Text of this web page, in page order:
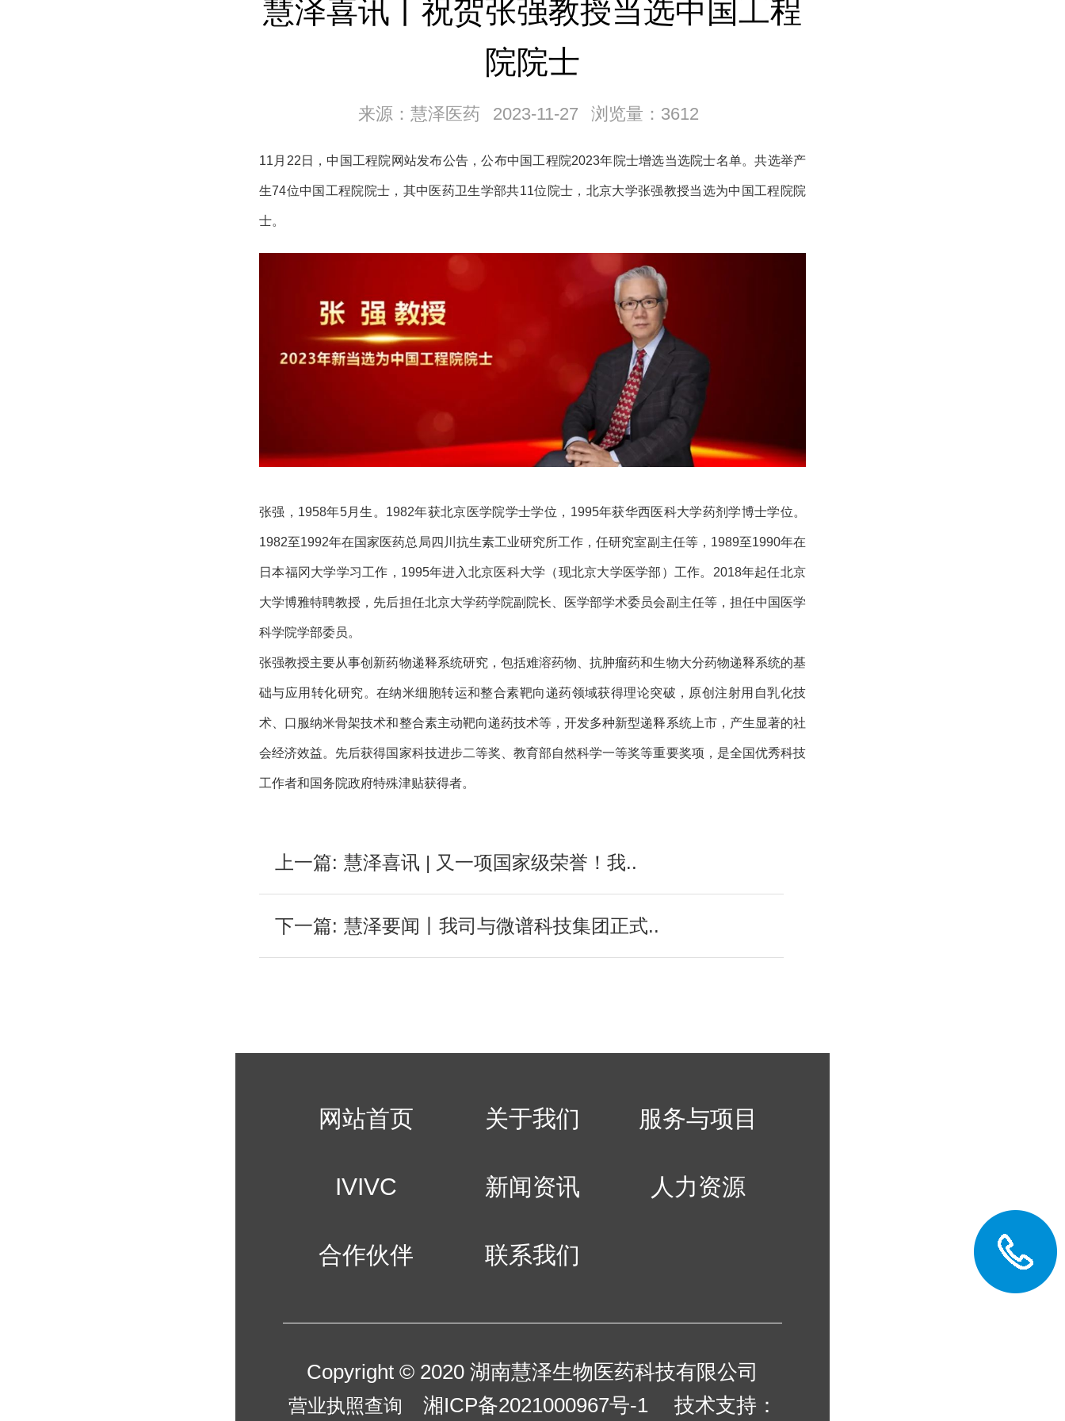
慧泽喜讯丨祝贺张强教授当选中国工程
院院士
来源：慧泽医药 2023-11-27 浏览量：3612
11月22日，中国工程院网站发布公告，公布中国工程院2023年院士增选当选院士名单。共选举产
生74位中国工程院院士，其中医药卫生学部共11位院士，北京大学张强教授当选为中国工程院院
士。
张强，1958年5月生。1982年获北京医学院学士学位，1995年获华西医科大学药剂学博士学位。
1982至1992年在国家医药总局四川抗生素工业研究所工作，任研究室副主任等，1989至1990年在
日本福冈大学学习工作，1995年进入北京医科大学（现北京大学医学部）工作。2018年起任北京
大学博雅特聘教授，先后担任北京大学药学院副院长、医学部学术委员会副主任等，担任中国医学
科学院学部委员。
张强教授主要从事创新药物递释系统研究，包括难溶药物、抗肿瘤药和生物大分药物递释系统的基
础与应用转化研究。在纳米细胞转运和整合素靶向递药领域获得理论突破，原创注射用自乳化技
术、口服纳米骨架技术和整合素主动靶向递药技术等，开发多种新型递释系统上市，产生显著的社
会经济效益。先后获得国家科技进步二等奖、教育部自然科学一等奖等重要奖项，是全国优秀科技
工作者和国务院政府特殊津贴获得者。
上一篇: 慧泽喜讯 | 又一项国家级荣誉！我..
下一篇: 慧泽要闻丨我司与微谱科技集团正式..
网站首页 关于我们 服务与项目
IVIVC 新闻资讯 人力资源
合作伙伴 联系我们
Copyright © 2020 湖南慧泽生物医药科技有限公司
营业执照查询 湘ICP备2021000967号-1 技术支持：